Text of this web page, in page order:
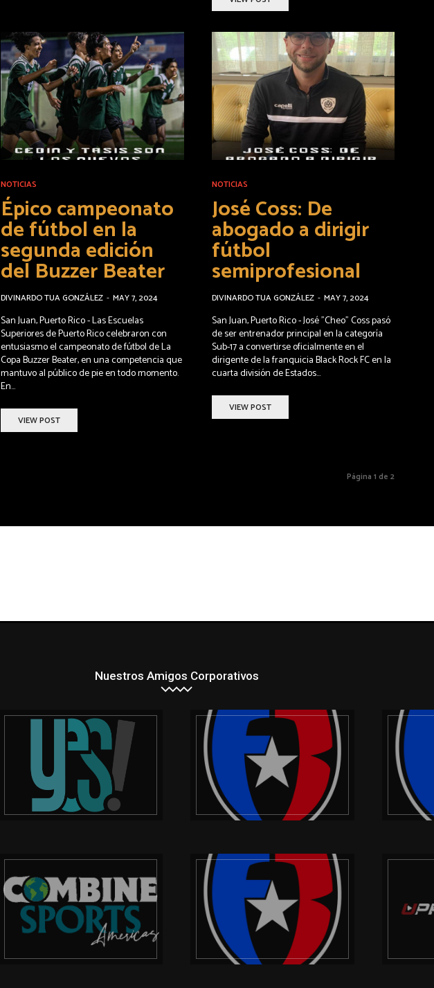
NOTICIAS
Épico campeonato
de fútbol en la
segunda edición
del Buzzer Beater
DIVINARDO TUA GONZÁLEZ - MAY 7, 2024
San Juan, Puerto Rico - Las Escuelas
Superiores de Puerto Rico celebraron con
entusiasmo el campeonato de fútbol de La
Copa Buzzer Beater, en una competencia que
mantuvo al público de pie en todo momento.
En...
VIEW POST
NOTICIAS
José Coss: De
abogado a dirigir
fútbol
semiprofesional
DIVINARDO TUA GONZÁLEZ - MAY 7, 2024
San Juan, Puerto Rico - José "Cheo" Coss pasó
de ser entrenador principal en la categoría
Sub-17 a convertirse oficialmente en el
dirigente de la franquicia Black Rock FC en la
cuarta división de Estados...
VIEW POST
Página 1 de 2
Nuestros Amigos Corporativos